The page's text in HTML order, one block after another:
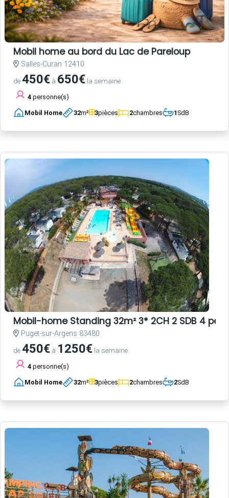
Mobil home au bord du Lac de Pareloup
Salles-Curan 12410
de450€ à 650€ la semaine
4 personne(s)
Mobil Home 32m² 3pièces 2chambres 1SdB
Mobil-home Standing 32m² 3* 2CH 2 SDB 4
Puget-sur-Argens 83480
de450€ à 1250€ la semaine
4 personne(s)
Mobil Home 32m² 3pièces 2chambres 2SdB